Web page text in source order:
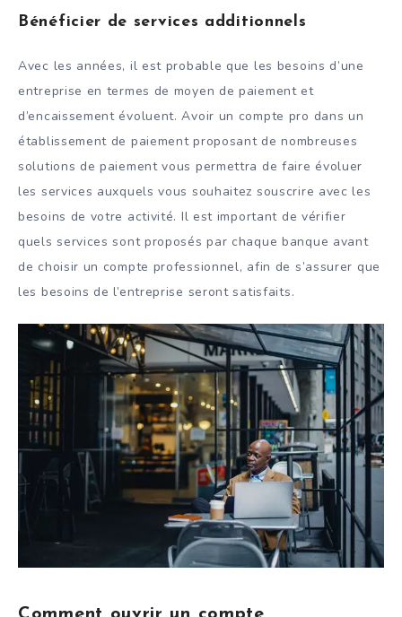
Bénéficier de services additionnels
Avec les années, il est probable que les besoins d’une
entreprise en termes de moyen de paiement et
d’encaissement évoluent. Avoir un compte pro dans un
établissement de paiement proposant de nombreuses
solutions de paiement vous permettra de faire évoluer
les services auxquels vous souhaitez souscrire avec les
besoins de votre activité. Il est important de vérifier
quels services sont proposés par chaque banque avant
de choisir un compte professionnel, afin de s’assurer que
les besoins de l’entreprise seront satisfaits.